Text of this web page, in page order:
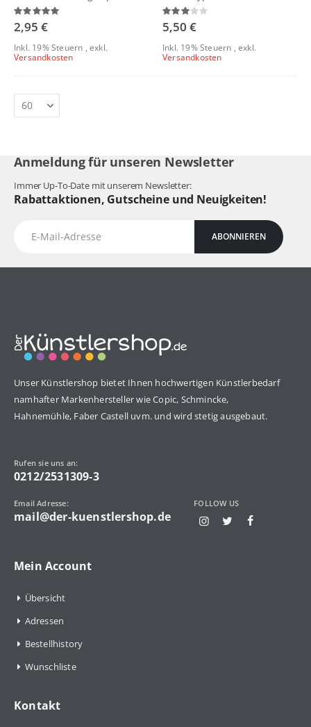
Bewertung:
100%
2,95 €
Inkl. 19% Steuern ,exkl.
Versandkosten
Bewertung:
60%
5,50 €
Inkl. 19% Steuern ,exkl.
Versandkosten
Anmeldung für unseren Newsletter
Immer Up-To-Date mit unserem Newsletter:
Rabattaktionen, Gutscheine und Neuigkeiten!
ABONNIEREN
Unser Künstlershop bietet Ihnen hochwertigen Künstlerbedarf
namhafter Markenhersteller wie Copic, Schmincke,
Hahnemühle, Faber Castell uvm. und wird stetig ausgebaut.
Rufen sie uns an:
0212/2531309-3
Email Adresse:
mail@der-kuenstlershop.de
FOLLOW US
Mein Account
Übersicht
Adressen
Bestellhistory
Wunschliste
Kontakt